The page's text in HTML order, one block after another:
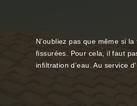
N’oubliez pas que même si
fissurées. Pour cela, il faut
infiltration d’eau. Au service